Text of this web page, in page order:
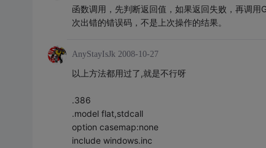
函数调用，先判断返回值，如果返回失败，再调
次出错的错误码，不是上次操作的结果。
AnyStayIsJk 2008-10-27
以上方法都用过了,就是不行呀
.386
.model flat,stdcall
option casemap:none
include windows.inc